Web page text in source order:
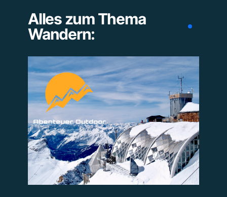
Alles zum Thema
Wandern:
Zum Beitrag